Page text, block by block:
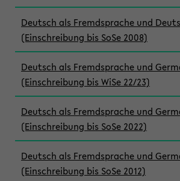
Deutsch als Fremdsprache und
(Einschreibung bis SoSe 2008)
Deutsch als Fremdsprache und
(Einschreibung bis WiSe 22/23)
Deutsch als Fremdsprache und
(Einschreibung bis SoSe 2022)
Deutsch als Fremdsprache und
(Einschreibung bis SoSe 2012)